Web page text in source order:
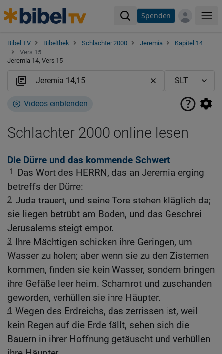
Spenden
Bibel TV Bibelthek Schlachter 2000 Jeremia
Kapitel 14
Vers 15
Jeremia 14, Vers 15
Videos einblenden
Schlachter 2000 online lesen
Die Dürre und das kommende Schwert
1
Das Wort des HERRN, das an Jeremia erging
betreffs der Dürre:
2 Juda trauert, und seine Tore stehen kläglich da;
sie liegen betrübt am Boden, und das Geschrei
Jerusalems steigt empor.
3 Ihre Mächtigen schicken ihre Geringen, um
Wasser zu holen; aber wenn sie zu den Zisternen
kommen, finden sie kein Wasser, sondern bringen
ihre Gefäße leer heim. Schamrot und zuschanden
geworden, verhüllen sie ihre Häupter.
4 Wegen des Erdreichs, das zerrissen ist, weil
kein Regen auf die Erde fällt, sehen sich die
Bauern in ihrer Hoffnung getäuscht und verhüllen